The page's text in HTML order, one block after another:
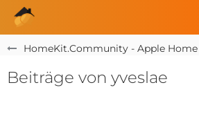
HomeKit.Community - Apple
Beiträge von yveslae